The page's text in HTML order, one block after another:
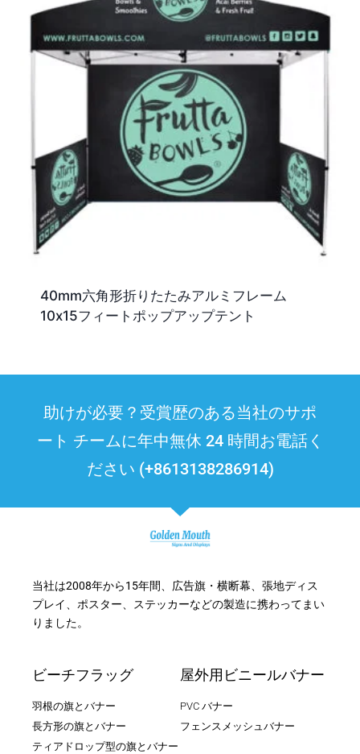
40mm六角形折りたたみアルミフレーム
10x15フィートポップアップテント
助けが必要？受賞歴のある当社のサポ
ート チームに年中無休 24 時間お電話く
ださい (+8613138286914)
当社は2008年から15年間、広告旗・横断幕、張地ディス
プレイ、ポスター、ステッカーなどの製造に携わってまい
りました。
ビーチフラッグ
羽根の旗とバナー
長方形の旗とバナー
ティアドロップ型の旗とバナー
屋外用ビニールバナー
PVC バナー
フェンスメッシュバナー